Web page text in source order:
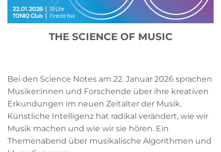
THE SCIENCE OF MUSIC
Bei den Science Notes am 22. Januar 2026 sprachen
Musiker:innen und Forschende über ihre kreativen
Erkundungen im neuen Zeitalter der Musik.
Künstliche Intelligenz hat radikal verändert, wie wir
Musik machen und wie wir sie hören. Ein
Themenabend über musikalische Algorithmen und